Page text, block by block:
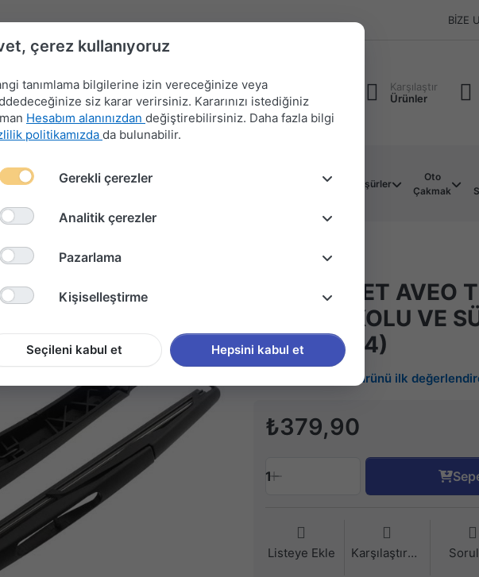
BIZE
Karşılaştır
Ürünler
Devre
Far
Sinyal-
Merkezi
Müşürler
Oto
Çakmak
ARKA SİLECEK KOLU VE SÜPÜRGESİ (2011-2014)
CHEVROLET AVEO
SİLECEK KOLU VE
(2011-2014)
Bu ürünü ilk
₺379,90
1
Listeye Ekle Karşılaştırma
çerez kullanıyoruz
tanımlama bilgilerine izin vereceğinize veya
siz karar verirsiniz. Kararınızı istediğiniz
Hesabım alanınızdan değiştirebilirsiniz. Daha fazla bilgi
politikamızda da bulunabilir.
Gerekli çerezler
Analitik çerezler
Pazarlama
Kişiselleştirme
Seçileni kabul et Hepsini kabul et